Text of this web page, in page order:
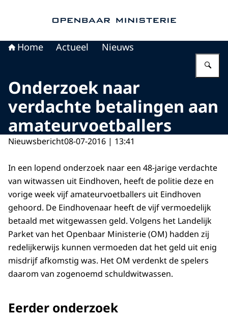
Home Actueel Nieuws
Onderzoek naar
verdachte betalingen aan
amateurvoetballers
Nieuwsbericht08-07-2016 | 13:41
In een lopend onderzoek naar een 48-jarige verdachte
van witwassen uit Eindhoven, heeft de politie deze en
vorige week vijf amateurvoetballers uit Eindhoven
gehoord. De Eindhovenaar heeft de vijf vermoedelijk
betaald met witgewassen geld. Volgens het Landelijk
Parket van het Openbaar Ministerie (OM) hadden zij
redelijkerwijs kunnen vermoeden dat het geld uit enig
misdrijf afkomstig was. Het OM verdenkt de spelers
daarom van zogenoemd schuldwitwassen.
Eerder onderzoek